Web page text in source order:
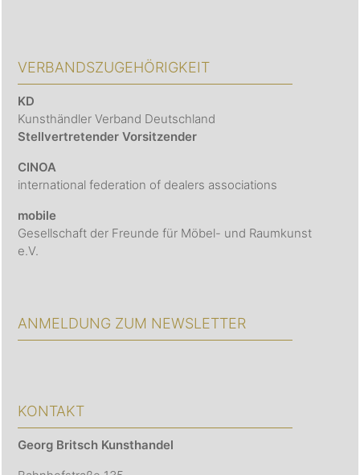
VERBANDSZUGEHÖRIGKEIT
KD
Kunsthändler Verband Deutschland
Stellvertretender Vorsitzender
CINOA
international federation of dealers associations
mobile
Gesellschaft der Freunde für Möbel- und Raumkunst
e.V.
ANMELDUNG ZUM NEWSLETTER
KONTAKT
Georg Britsch Kunsthandel